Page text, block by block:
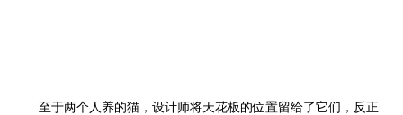
至于两个人养的猫，设计师将天花板的位置留给了它们，反正